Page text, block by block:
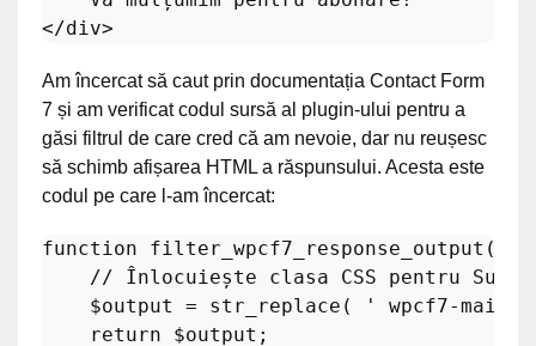
</div>
Am încercat să caut prin documentația Contact Form
7 și am verificat codul sursă al plugin-ului pentru a
găsi filtrul de care cred că am nevoie, dar nu reușesc
să schimb afișarea HTML a răspunsului. Acesta este
codul pe care l-am încercat:
function filter_wpcf7_response_output (
// Înlocuiește clasa CSS pentru
$output
= str_replace (
' wpcf7-mail-
return
$output ;